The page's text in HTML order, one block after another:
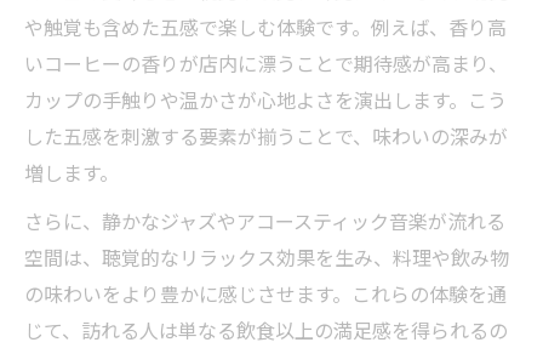
や触覚も含めた五感で楽しむ体験です。例えば、香り高
いコーヒーの香りが店内に漂うことで期待感が高まり、
カップの手触りや温かさが心地よさを演出します。こう
した五感を刺激する要素が揃うことで、味わいの深みが
増します。
さらに、静かなジャズやアコースティック音楽が流れる
空間は、聴覚的なリラックス効果を生み、料理や飲み物
の味わいをより豊かに感じさせます。これらの体験を通
じて、訪れる人は単なる飲食以上の満足感を得られるの